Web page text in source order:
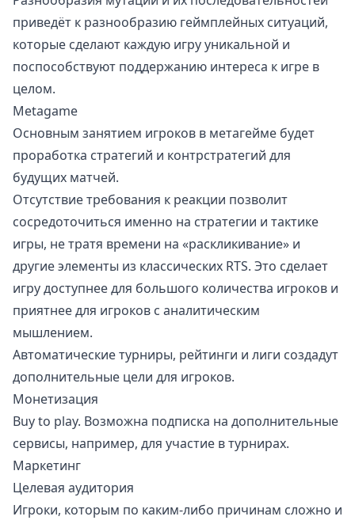
приведёт к разнообразию геймплейных ситуаций,
которые сделают каждую игру уникальной и
поспособствуют поддержанию интереса к игре в
целом.
Metagame
Основным занятием игроков в метагейме будет
проработка стратегий и контрстратегий для
будущих матчей.
Отсутствие требования к реакции позволит
сосредоточиться именно на стратегии и тактике
игры, не тратя времени на «раскликивание» и
другие элементы из классических RTS. Это сделает
игру доступнее для большого количества игроков и
приятнее для игроков с аналитическим
мышлением.
Автоматические турниры, рейтинги и лиги создадут
дополнительные цели для игроков.
Монетизация
Buy to play. Возможна подписка на дополнительные
сервисы, например, для участие в турнирах.
Маркетинг
Целевая аудитория
Игроки, которым по каким-либо причинам сложно и